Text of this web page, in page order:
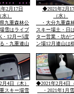
2月17日
（水）
九重森林公
雪はライブ
・12月ー5度
・九重連山
所１３０３
然温泉
◆2021年2月
（水）
・大分九重森
スキー場土・日
ター営業・坊が
ン場12月連山は
山１９９５・１
257年ぶり噴火
りできる法華院
1470年入山・白
山伏修練場
4日（木）
スキー場雪
◆2021年2月4日
・2021年1月